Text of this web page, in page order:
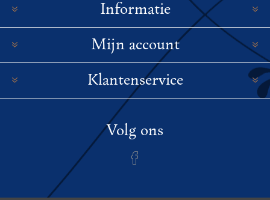
Informatie
Mijn account
Klantenservice
Volg ons